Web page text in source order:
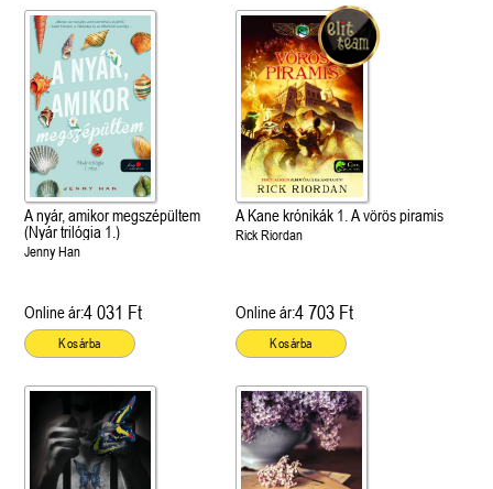
cél (Off-Campus 4.)
olvasható!
21.
Grace and Glory - Kegyelem és
dicsőség (Az Előhírnök-trilógia
Különleges éldekorált kiadás!
31.
A nyár, amikor megszépültem
(Nyár trilógia 1.)
Jenny Han
Online ár:4 031 Ft
Kosárba
A Kane krónikák 1. A vörös piramis
Rick Riordan
Online ár:4 703 Ft
Kosárba